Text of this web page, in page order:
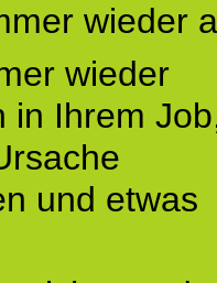
wieder
wieder
in Ihrem
und etwas